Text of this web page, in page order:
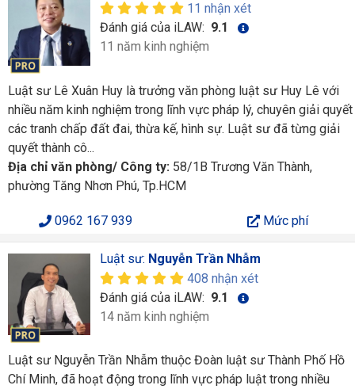
11 nhận xét
Đánh giá của iLAW: 9.1
11 năm kinh nghiệm
Luật sư Lê Xuân Huy là trưởng văn phòng luật sư Huy Lê với
nhiều năm kinh nghiệm trong lĩnh vực pháp lý, chuyên giải quyết
các tranh chấp đất đai, thừa kế, hình sự. Luật sư đã từng giải
quyết thành cô...
Địa chỉ văn phòng/ Công ty: 58/1B Trương Văn Thành,
phường Tăng Nhơn Phú, Tp.HCM
0962 167 939 Mức phí
Luật sư: Nguyễn Trần Nhẫm
408 nhận xét
Đánh giá của iLAW: 9.1
14 năm kinh nghiệm
Luật sư Nguyễn Trần Nhẫm thuộc Đoàn luật sư Thành Phố Hồ
Chí Minh, đã hoạt động trong lĩnh vực pháp luật trong nhiều